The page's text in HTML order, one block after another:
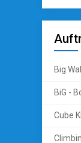
Big
BiG -
Cube